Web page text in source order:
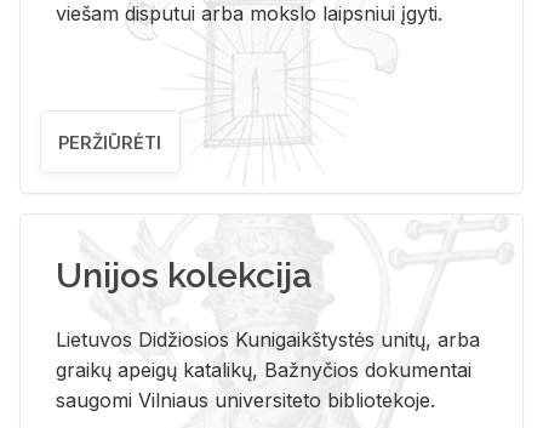
viešam disputui arba mokslo laipsniui įgyti.
PERŽIŪRĖTI
Unijos kolekcija
Lietuvos Didžiosios Kunigaikštystės unitų, arba
graikų apeigų katalikų, Bažnyčios dokumentai
saugomi Vilniaus universiteto bibliotekoje.